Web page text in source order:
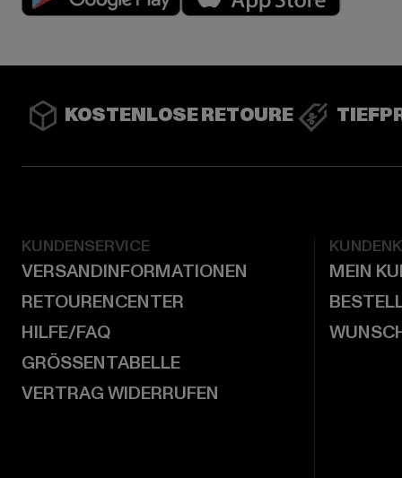
KOSTENLOSE RETOURE
KUNDENSERVICE
VERSANDINFORMATIONEN
RETOURENCENTER
HILFE/FAQ
GRÖSSENTABELLE
VERTRAG WIDERRUFEN
MEIN